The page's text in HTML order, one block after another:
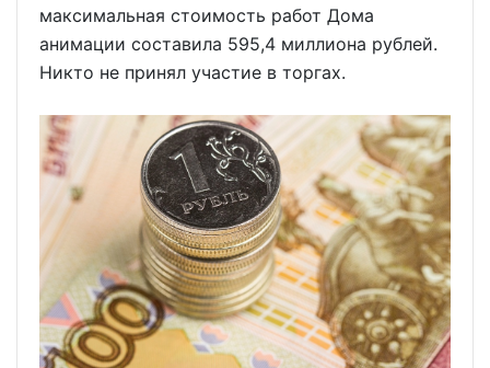
максимальная стоимость работ Дома
анимации составила 595,4 миллиона рублей.
Никто не принял участие в торгах.